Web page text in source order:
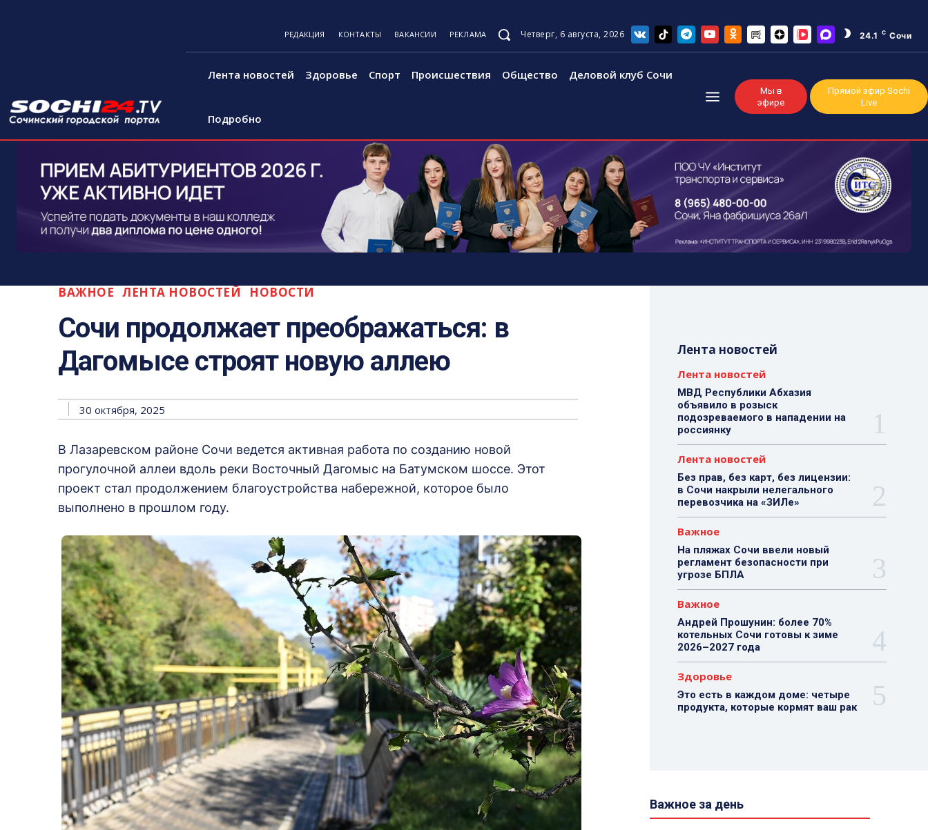
РЕДАКЦИЯ КОНТАКТЫ ВАКАНСИИ РЕКЛАМА Четверг, 6 августа, 2026 24.1 C Сочи
Лента новостей Здоровье Спорт Происшествия Общество Деловой клуб Сочи
Подробно
Мы в
эфире
Прямой эфир Sochi
Live
ВАЖНОЕ ЛЕНТА НОВОСТЕЙ НОВОСТИ
Сочи продолжает преображаться: в
Дагомысе строят новую аллею
30 октября, 2025
В Лазаревском районе Сочи ведется активная работа по созданию новой
прогулочной аллеи вдоль реки Восточный Дагомыс на Батумском шоссе. Этот
проект стал продолжением благоустройства набережной, которое было
выполнено в прошлом году.
Лента новостей
Лента новостей
МВД Республики Абхазия
объявило в розыск
подозреваемого в нападении на
россиянку
Лента новостей
Без прав, без карт, без лицензии:
в Сочи накрыли нелегального
перевозчика на «ЗИЛе»
Важное
На пляжах Сочи ввели новый
регламент безопасности при
угрозе БПЛА
Важное
Андрей Прошунин: более 70%
котельных Сочи готовы к зиме
2026–2027 года
Здоровье
Это есть в каждом доме: четыре
продукта, которые кормят ваш рак
Важное за день